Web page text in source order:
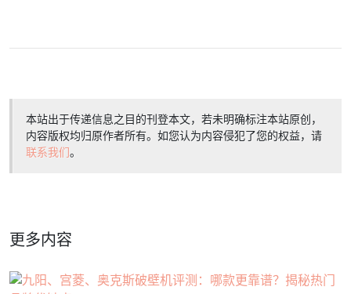
本站出于传递信息之目的刊登本文，若未明确标注本站原创，
内容版权均归原作者所有。如您认为内容侵犯了您的权益，请
联系我们。
更多内容